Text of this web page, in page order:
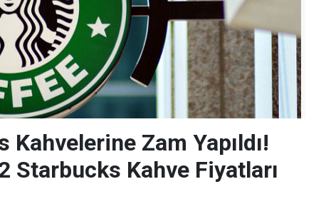
Kahvelerine Zam Yapıldı!
Starbucks Kahve Fiyatları